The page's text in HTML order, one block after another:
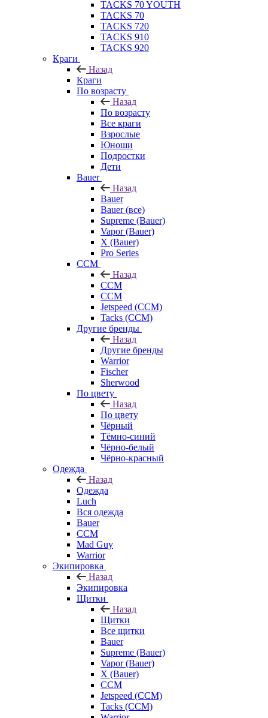
TACKS 70 YOUTH
TACKS 70
TACKS 720
TACKS 910
TACKS 920
Краги
Назад
Краги
По возрасту
Назад
По возрасту
Все краги
Взрослые
Юноши
Подростки
Дети
Bauer
Назад
Bauer
Bauer (все)
Supreme (Bauer)
Vapor (Bauer)
X (Bauer)
Pro Series
CCM
Назад
CCM
CCM
Jetspeed (CCM)
Tacks (CCM)
Другие бренды
Назад
Другие бренды
Warrior
Fischer
Sherwood
По цвету
Назад
По цвету
Чёрный
Тёмно-синий
Чёрно-белый
Чёрно-красный
Одежда
Назад
Одежда
Luch
Вся одежда
Bauer
CCM
Mad Guy
Warrior
Экипировка
Назад
Экипировка
Щитки
Назад
Щитки
Все щитки
Bauer
Supreme (Bauer)
Vapor (Bauer)
X (Bauer)
CCM
Jetspeed (CCM)
Tacks (CCM)